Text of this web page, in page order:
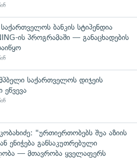
ბანკის სტიპენდია
ის პროგრამაში — განაცხადების
საქართველოს დიჯეის
ეწვევა
"ურთიერთობებს შუა აზიის
ენიჭება განსაკუთრებული
— მთავრობა ყველაფერს